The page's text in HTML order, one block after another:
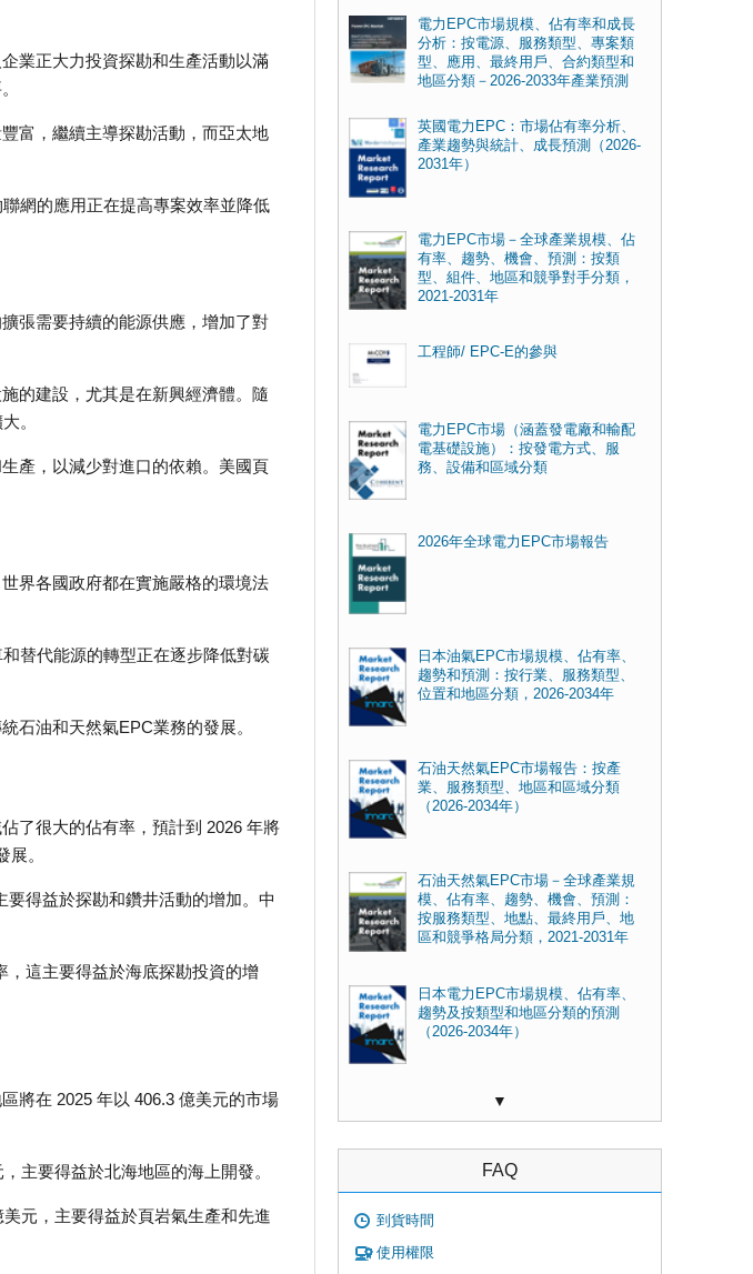
業正大力投資探勘和生產活動以滿
富，繼續主導探勘活動，而亞太地
網的應用正在提高專案效率並降低
張需要持續的能源供應，增加了對
的建設，尤其是在新興經濟體。隨
。
產，以減少對進口的依賴。美國頁
界各國政府都在實施嚴格的環境法
替代能源的轉型正在逐步降低對碳
石油和天然氣EPC業務的發展。
了很大的佔有率，預計到 2026 年將
。
得益於探勘和鑽井活動的增加。中
，這主要得益於海底探勘投資的增
將在 2025 年以 406.3 億美元的市場
主要得益於北海地區的海上開發。
元，主要得益於頁岩氣生產和先進
電力EPC市場規模、佔有率和成長
分析：按電源、服務類型、專案類
型、應用、最終用戶、合約類型和
地區分類－2026-2033年產業預測
英國電力EPC：市場佔有率分析、
產業趨勢與統計、成長預測（2026-
2031年）
電力EPC市場－全球產業規模、佔
有率、趨勢、機會、預測：按類
型、組件、地區和競爭對手分類，
2021-2031年
工程師/ EPC-E的參與
電力EPC市場（涵蓋發電廠和輸配
電基礎設施）：按發電方式、服
務、設備和區域分類
2026年全球電力EPC市場報告
日本油氣EPC市場規模、佔有率、
趨勢和預測：按行業、服務類型、
位置和地區分類，2026-2034年
石油天然氣EPC市場報告：按產
業、服務類型、地區和區域分類
（2026-2034年）
石油天然氣EPC市場－全球產業規
模、佔有率、趨勢、機會、預測：
按服務類型、地點、最終用戶、地
區和競爭格局分類，2021-2031年
日本電力EPC市場規模、佔有率、
趨勢及按類型和地區分類的預測
（2026-2034年）
▼
FAQ
到貨時間
使用權限